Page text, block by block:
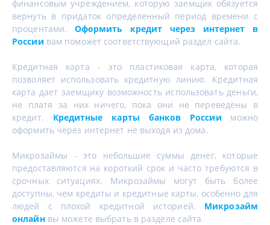
финансовым учреждением, которую заемщик обязуется
вернуть в придаток определенный период времени с
процентами. Оформить кредит через интернет в
России вам поможет соответствующий раздел сайта.
Кредитная карта - это пластиковая карта, которая
позволяет использовать кредитную линию. Кредитная
карта дает заемщику возможность использовать деньги,
не платя за них ничего, пока они не переведены в
кредит. Кредитные карты банков России можно
оформить через интернет не выходя из дома.
Микрозаймы - это небольшие суммы денег, которые
предоставляются на короткий срок и часто требуются в
срочных ситуациях. Микрозаймы могут быть более
доступны, чем кредиты и кредитные карты, особенно для
людей с плохой кредитной историей. Микрозайм
онлайнвы можете выбрать в разделе сайта.